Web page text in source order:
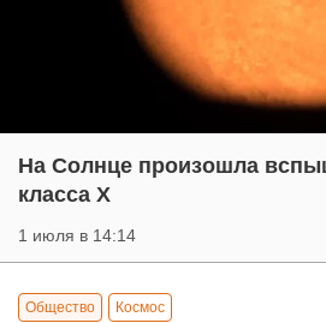
На Солнце произошла
класса X
1 июля в 14:14
Общество Космос